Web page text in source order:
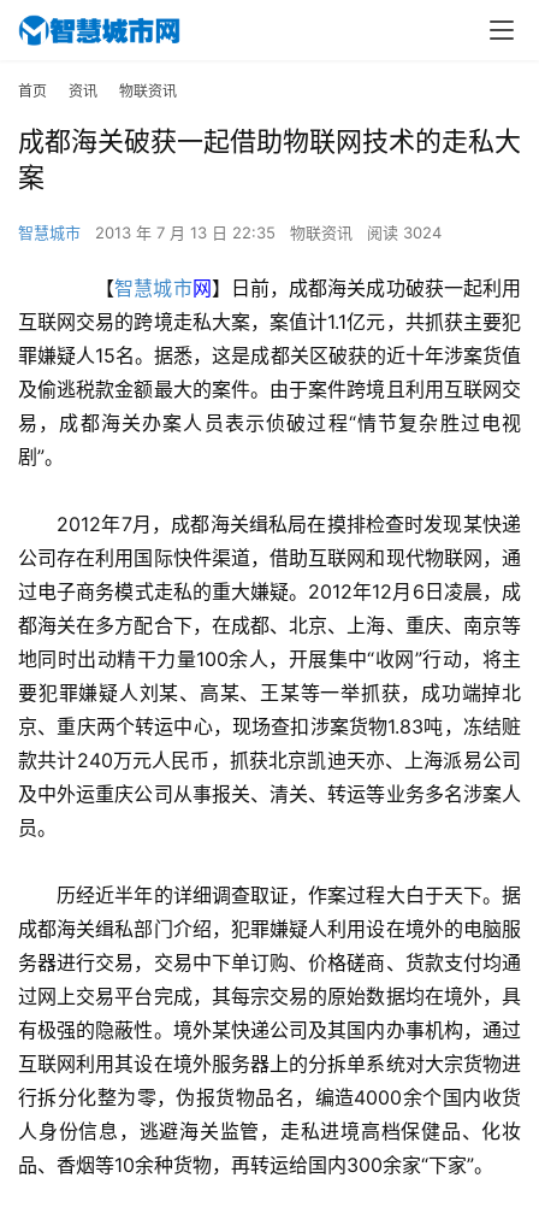
首页 资讯 物联资讯
成都海关破获一起借助物联网技术的走私大
案
智慧城市 2013 年 7 月 13 日 22:35 物联资讯 阅读 3024
【智慧城市网】日前，成都海关成功破获一起利用
互联网交易的跨境走私大案，案值计1.1亿元，共抓获主要犯
罪嫌疑人15名。据悉，这是成都关区破获的近十年涉案货值
及偷逃税款金额最大的案件。由于案件跨境且利用互联网交
易，成都海关办案人员表示侦破过程“情节复杂胜过电视
剧”。
2012年7月，成都海关缉私局在摸排检查时发现某快递
公司存在利用国际快件渠道，借助互联网和现代物联网，通
过电子商务模式走私的重大嫌疑。2012年12月6日凌晨，成
都海关在多方配合下，在成都、北京、上海、重庆、南京等
地同时出动精干力量100余人，开展集中“收网”行动，将主
要犯罪嫌疑人刘某、高某、王某等一举抓获，成功端掉北
京、重庆两个转运中心，现场查扣涉案货物1.83吨，冻结赃
款共计240万元人民币，抓获北京凯迪天亦、上海派易公司
及中外运重庆公司从事报关、清关、转运等业务多名涉案人
员。
历经近半年的详细调查取证，作案过程大白于天下。据
成都海关缉私部门介绍，犯罪嫌疑人利用设在境外的电脑服
务器进行交易，交易中下单订购、价格磋商、货款支付均通
过网上交易平台完成，其每宗交易的原始数据均在境外，具
有极强的隐蔽性。境外某快递公司及其国内办事机构，通过
互联网利用其设在境外服务器上的分拆单系统对大宗货物进
行拆分化整为零，伪报货物品名，编造4000余个国内收货
人身份信息，逃避海关监管，走私进境高档保健品、化妆
品、香烟等10余种货物，再转运给国内300余家“下家”。